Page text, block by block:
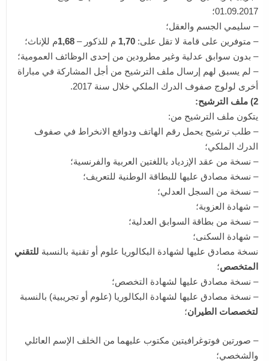
01.09.2017؛
– سليمي الجسم والعقل؛
– متوفرين على قامة لا تقل على: 1,70 م للذكور – 1,68م للإناث؛
– بدون سوابق عدلية وغير مطرودين من إحدى الوظائف العمومية؛
– لم يسبق لهم إرسال ملف الترشيح من أجل المشاركة في مباراة
أخرى لولوج صفوف الدرك الملكي خلال سنة 2017.
2) ملف الترشيح:
يتكون ملف الترشيح من:
– طلب ترشيح يحمل رقم الهاتف ودوافع الانخراط في صفوف
الدرك الملكي؛
– نسخة من عقد الإزدياد باللغتين العربية والفرنسية؛
– نسخة مصادق عليها للبطاقة الوطنية للتعريف؛
– نسخة من السجل العدلي؛
– شهادة العزوبة؛
– نسخة من بطاقة السوابق العدلية؛
– شهادة السكنى؛
نسخة مصادق عليها لشهادة البكالوريا علوم أو تقنية بالنسبة للتقني
المتخصص؛
– نسخة مصادق عليها لشهادة التخصص؛
– نسخة مصادق عليها لشهادة البكالوريا (علوم أو تجريبية) بالنسبة
لتخصصات الطيران؛
– صورتين فوتوغرافيتين مكتوب عليهما من الخلف الإسم العائلي
والشخصي؛